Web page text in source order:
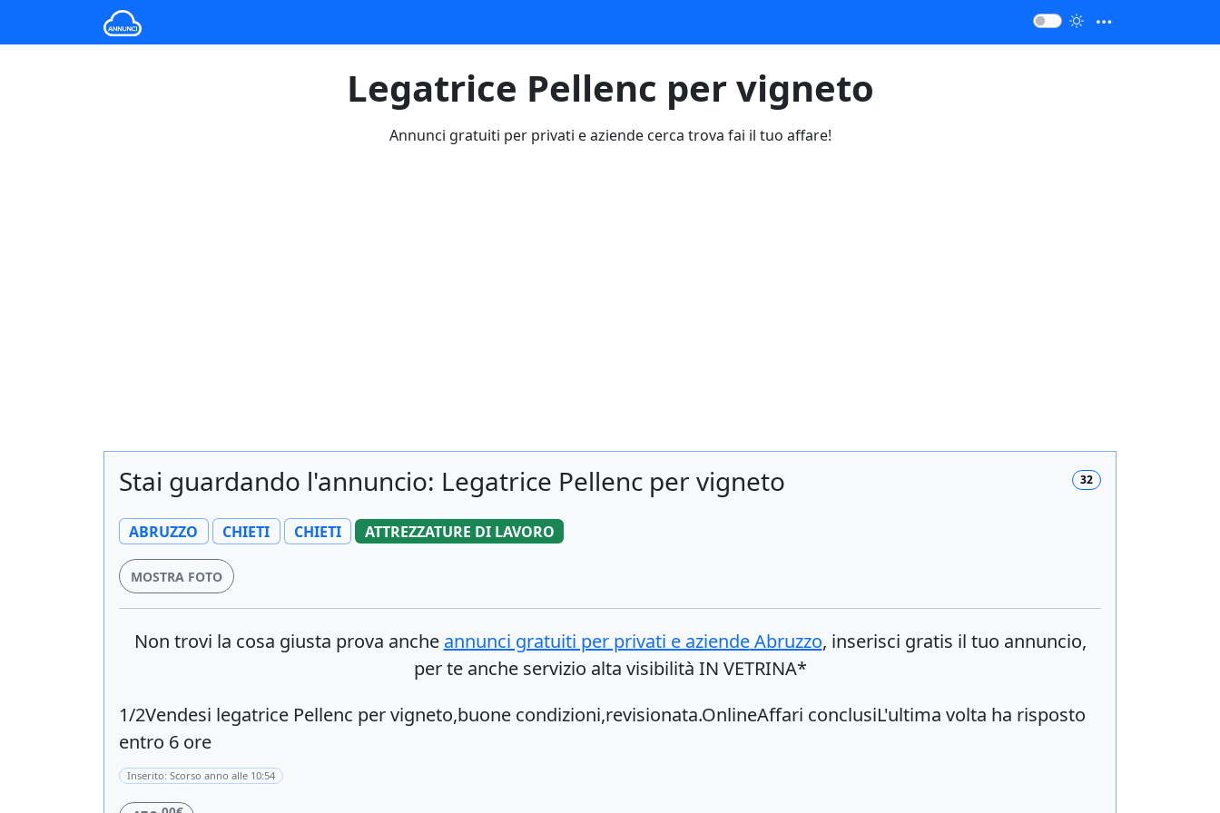
Legatrice Pellenc per vigneto
Annunci gratuiti per privati e aziende cerca trova fai il tuo affare!
32
Stai guardando l'annuncio: Legatrice Pellenc per vigneto
ABRUZZO CHIETI CHIETI ATTREZZATURE DI LAVORO
MOSTRA FOTO
Non trovi la cosa giusta prova anche annunci gratuiti per privati e aziendeAbruzzo, inserisci gratis il tuo annuncio,
per te anche servizio alta visibilità IN VETRINA*
1/2Vendesi legatrice Pellenc per vigneto,buone condizioni,revisionata.OnlineAffari conclusiL'ultima volta ha risposto
entro 6 ore
Inserito: Scorso anno alle 10:54